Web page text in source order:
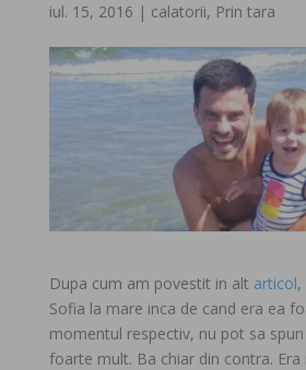
iul. 15, 2016 | calatorii, Prin tara
Dupa cum am povestit in alt articol
Sofia la mare inca de cand era ea
momentul respectiv, nu pot sa
foarte mult. Ba chiar din contra.